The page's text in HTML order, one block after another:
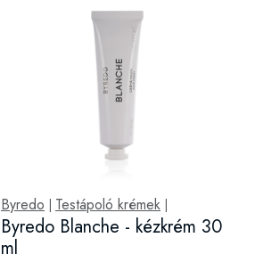
Byredo Testápoló krémek
Byredo Blanche - kézkrém 30
ml